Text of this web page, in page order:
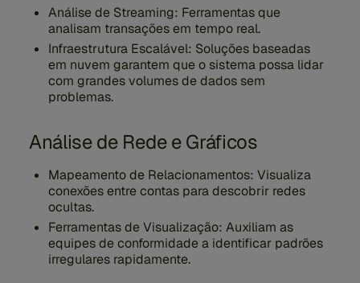
Análise de Streaming: Ferramentas que
analisam transações em tempo real.
Infraestrutura Escalável: Soluções baseadas
em nuvem garantem que o sistema possa lidar
com grandes volumes de dados sem
problemas.
Análise de Rede e Gráficos
Mapeamento de Relacionamentos: Visualiza
conexões entre contas para descobrir redes
ocultas.
Ferramentas de Visualização: Auxiliam as
equipes de conformidade a identificar padrões
irregulares rapidamente.